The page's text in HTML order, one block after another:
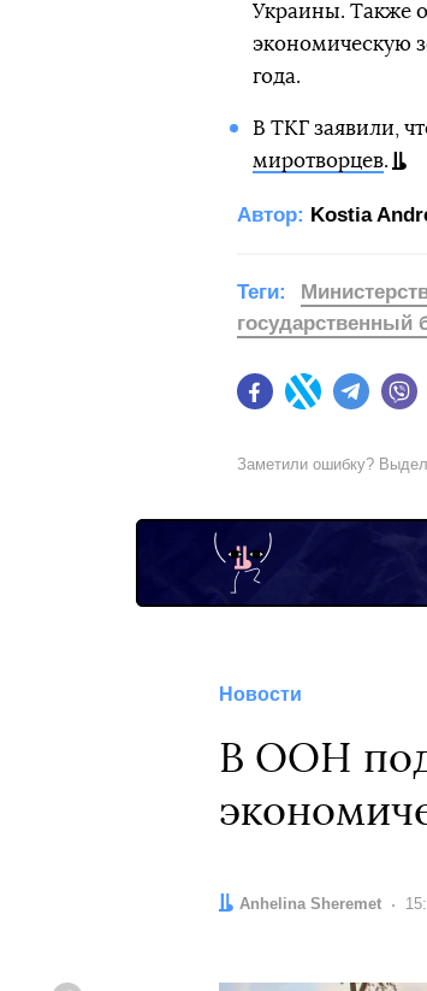
Украины. Также
экономическую
года.
В ТКГ заявили,
миротворцев.
Автор: Kostia
FacebookTwitter
Теги:
государственный
Заметили ошибку?
Новости
В ООН
Автор:
Anhelina Sheremet